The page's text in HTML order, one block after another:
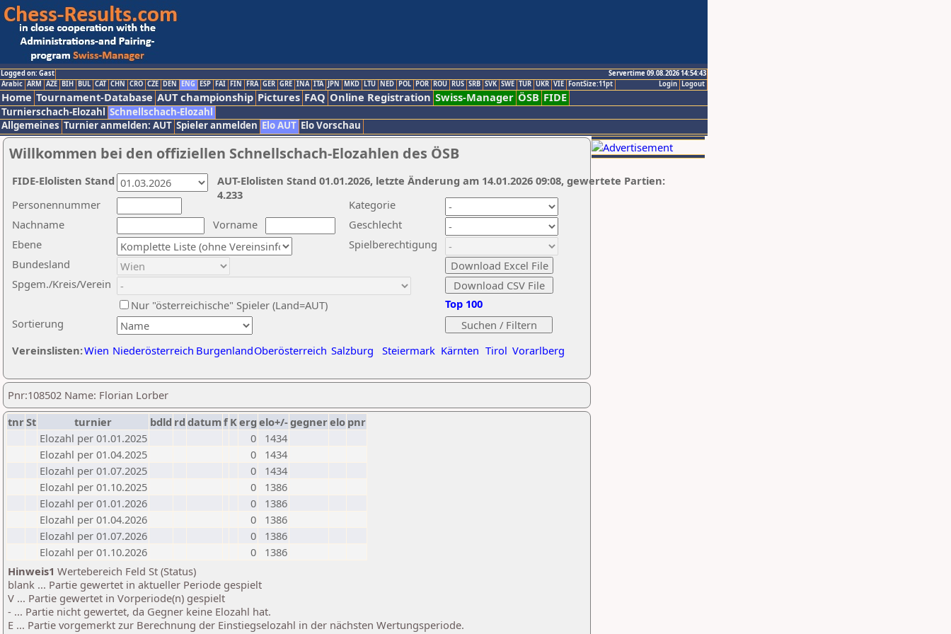
Logged on: Gast
Servertime 09.08.2026 14:54:43
Logout
Login
Arabic ARM AZE BIH BUL CAT CHN CRO CZE DEN ENG ESP FAI FIN FRA GER GRE INA ITA JPN MKD LTU NED POL POR ROU RUS SRB SVK SWE TUR UKR VIE FontSize:11pt
Home Tournament-Database AUT championship Pictures FAQ Online Registration Swiss-Manager ÖSB FIDE
Turnierschach-Elozahl Schnellschach-Elozahl
Allgemeines Turnier anmelden: AUT Spieler anmelden Elo AUT Elo Vorschau
Willkommen bei den offiziellen Schnellschach-Elozahlen des ÖSB
Nachname
Vorname
Ebene
Kategorie
Sortierung
Personennummer
Bundesland
Spgem./Kreis/Verein
Geschlecht
Nur "österreichische" Spieler (Land=AUT)
Spielberechtigung
Vereinslisten:Wien Niederösterreich BurgenlandOberösterreich Salzburg Steiermark Kärnten Tirol Vorarlberg
Top 100
AUT-Elolisten Stand 01.01.2026, letzte Änderung am 14.01.2026 09:08, gewertete Partien:
4.233
FIDE-Elolisten Stand
Pnr:108502 Name: Florian Lorber
tnrSt turnier bdld rd datumf Kerg elo+/-gegnerelo pnr
Elozahl per 01.01.2025
0
1434
Elozahl per 01.04.2025
0
1434
Elozahl per 01.07.2025
0
1434
Elozahl per 01.10.2025
0
1386
Elozahl per 01.01.2026
0
1386
Elozahl per 01.04.2026
0
1386
Elozahl per 01.07.2026
0
1386
Elozahl per 01.10.2026
0
1386
Hinweis1 Wertebereich Feld St (Status)
blank ... Partie gewertet in aktueller Periode gespielt
V ... Partie gewertet in Vorperiode(n) gespielt
- ... Partie nicht gewertet, da Gegner keine Elozahl hat.
E ... Partie vorgemerkt zur Berechnung der Einstiegselozahl in der nächsten Wertungsperiode.